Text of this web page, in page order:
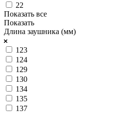
22
Показать все
Показать
Длина заушника (мм)
123
124
129
130
134
135
137